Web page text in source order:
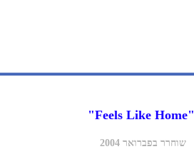
"Feels Like Home"
שוחרר בפברואר 2004